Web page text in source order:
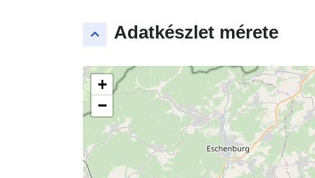
keyboard_arrow_up Adatkészlet mérete
+
−